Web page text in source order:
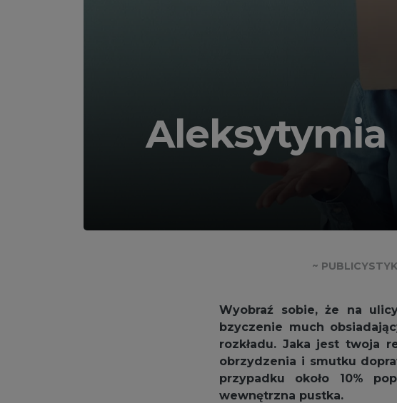
Aleksytymia
~
Wyobraź sobie, że na
bzyczenie much
rozkładu. Jaka jest twoja
obrzydzenia i smutku
przypadku około 10%
wewnętrzna pustka.